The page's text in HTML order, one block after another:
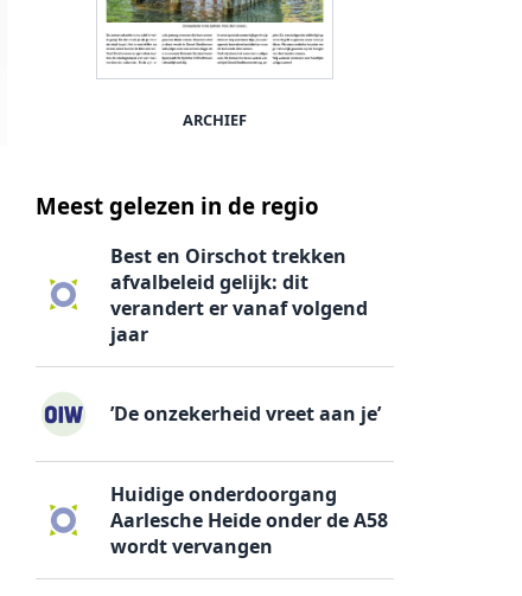
ARCHIEF
Meest gelezen in de regio
Best en Oirschot trekken
afvalbeleid gelijk: dit
verandert er vanaf volgend
jaar
’De onzekerheid vreet aan je’
Huidige onderdoorgang
Aarlesche Heide onder de A58
wordt vervangen